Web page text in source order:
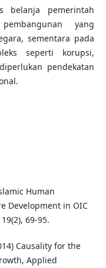
belanja pemerintah
yang
sementara pada
seperti korupsi,
pendekatan
Human
Development in OIC
69-95.
Causality for the
Applied